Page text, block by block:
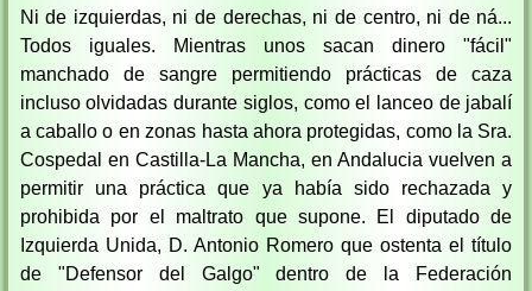
Ni de izquierdas, ni de derechas, ni de centro, ni de ná...
Todos iguales. Mientras unos sacan dinero "fácil"
manchado de sangre permitiendo prácticas de caza
incluso olvidadas durante siglos, como el lanceo de jabalí
a caballo o en zonas hasta ahora protegidas, como la Sra.
Cospedal en Castilla-La Mancha, en Andalucia vuelven a
permitir una práctica que ya había sido rechazada y
prohibida por el maltrato que supone. El diputado de
Izquierda Unida, D. Antonio Romero que ostenta el título
de "Defensor del Galgo" dentro de la Federación